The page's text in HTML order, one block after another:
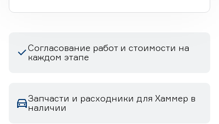
Согласование работ и стоимости на
каждом этапе
Запчасти и расходники для Хаммер в
наличии